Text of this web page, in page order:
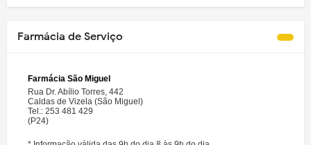
Farmácia de Serviço